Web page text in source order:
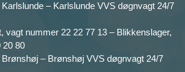
– Karlslunde VVS døgnvagt 24/7
vagt nummer 22 22 77 13 – Blikkenslager,
20 80
– Brønshøj VVS døgnvagt 24/7